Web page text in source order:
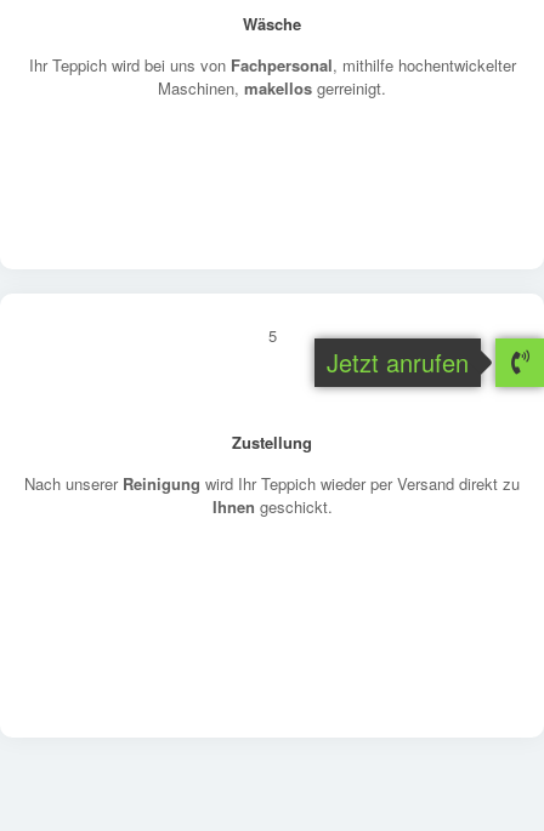
Wäsche
Ihr Teppich wird bei uns von Fachpersonal, mithilfe hochentwickelter
Maschinen, makellos gerreinigt.
5
Zustellung
Nach unserer Reinigung wird Ihr Teppich wieder per Versand direkt zu
Ihnen geschickt.
Jetzt anrufen